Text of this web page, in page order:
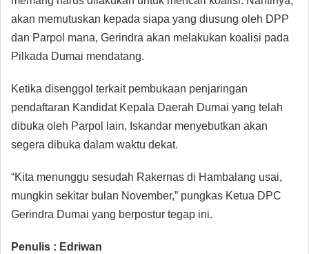
akan memutuskan kepada siapa yang diusung oleh DPP
dan Parpol mana, Gerindra akan melakukan koalisi pada
Pilkada Dumai mendatang.
Ketika disenggol terkait pembukaan penjaringan
pendaftaran Kandidat Kepala Daerah Dumai yang telah
dibuka oleh Parpol lain, Iskandar menyebutkan akan
segera dibuka dalam waktu dekat.
“Kita menunggu sesudah Rakernas di Hambalang usai,
mungkin sekitar bulan November,” pungkas Ketua DPC
Gerindra Dumai yang berpostur tegap ini.
Penulis : Edriwan